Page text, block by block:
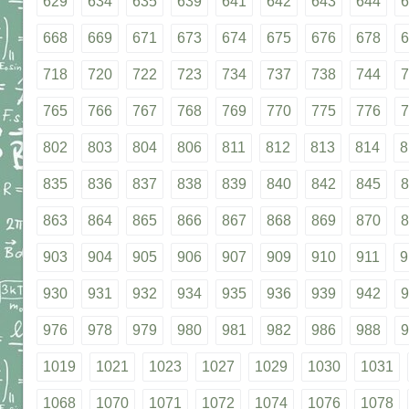
668 669 671 673 674 675 676 678
718 720 722 723 734 737 738 744
765 766 767 768 769 770 775 776
802 803 804 806 811 812 813 814
835 836 837 838 839 840 842 845
863 864 865 866 867 868 869 870
903 904 905 906 907 909 910 911
930 931 932 934 935 936 939 942
976 978 979 980 981 982 986 988
1019 1021 1023 1027 1029 1030 1031
1068 1070 1071 1072 1074 1076 1078